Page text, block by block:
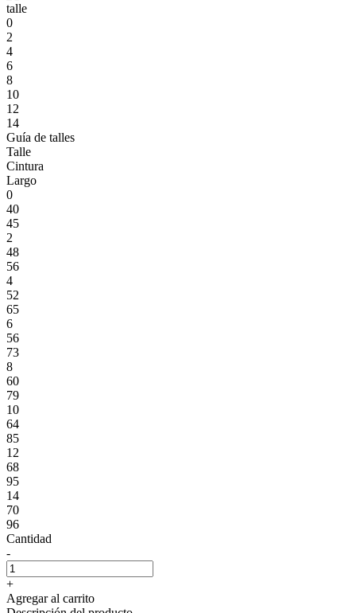
talle
0
2
4
6
8
10
12
14
Guía de talles
Talle
Cintura
Largo
0
40
45
2
48
56
4
52
65
6
56
73
8
60
79
10
64
85
12
68
95
14
70
96
Cantidad
-
+
Agregar al carrito